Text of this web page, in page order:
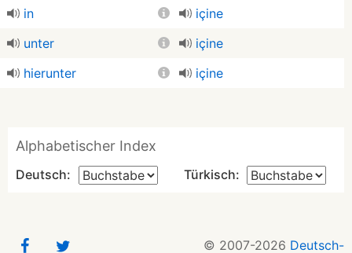
in
içine
unter
içine
hierunter
içine
Alphabetischer Index
Deutsch: Türkisch:
© 2007-2026 Deutsch-